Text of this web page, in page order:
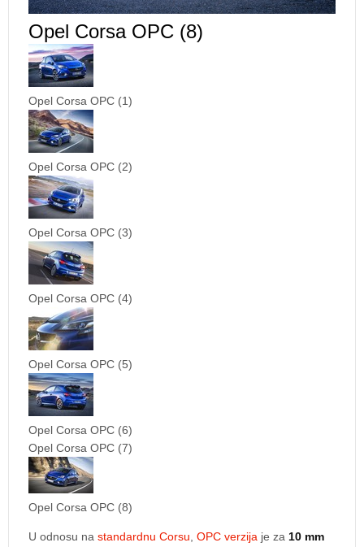
Opel Corsa OPC (8)
Opel Corsa OPC (1)
Opel Corsa OPC (2)
Opel Corsa OPC (3)
Opel Corsa OPC (4)
Opel Corsa OPC (5)
Opel Corsa OPC (6)
Opel Corsa OPC (7)
Opel Corsa OPC (8)
U odnosu na standardnu Corsu OPC verzija je za 10 mm